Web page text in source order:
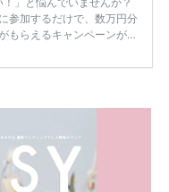
参加するだけで、数万円分
もらえるキャンペーンがあ
をしてしまうことも……。
募方法・注意点 「どこが
特典は？」といった疑問も
候補を絞れる「ウェディ
験型 […]
続きを読む